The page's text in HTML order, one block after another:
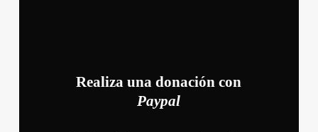
Realiza una donación con
Paypal